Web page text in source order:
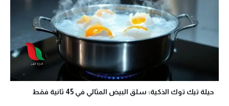
حيلة تيك توك الذكية: سلق البيض المثالي في 45 ثانية فقط